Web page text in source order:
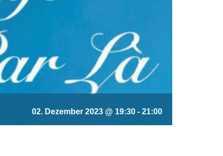
02. Dezember 2023 @ 19:30 - 21:00